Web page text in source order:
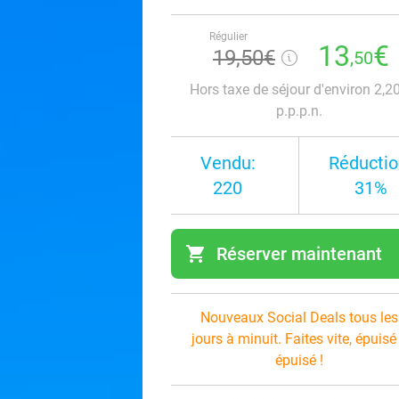
Régulier
19,50€ 13,50€
Hors taxe de séjour d'environ
p.p.p.n.
Vendu:
220
31%
shopping_cart Réserver maintenant
Nouveaux Social Deals tous les
jours à minuit. Faites vite, épuisé
épuisé !